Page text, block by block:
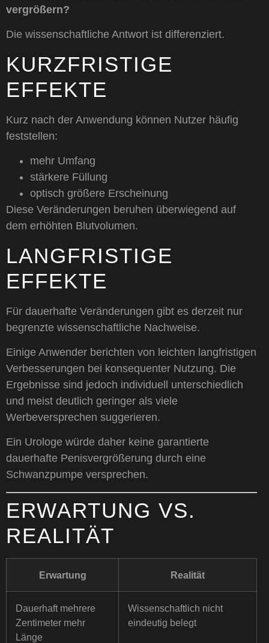
vergrößern?
Die wissenschaftliche Antwort ist differenziert.
KURZFRISTIGE
EFFEKTE
Kurz nach der Anwendung können Nutzer häufig
feststellen:
mehr Umfang
stärkere Füllung
optisch größere Erscheinung
Diese Veränderungen beruhen überwiegend auf
dem erhöhten Blutvolumen.
LANGFRISTIGE
EFFEKTE
Für dauerhafte Veränderungen gibt es derzeit nur
begrenzte wissenschaftliche Nachweise.
Einige Anwender berichten von leichten langfristigen
Verbesserungen bei konsequenter Nutzung. Die
Ergebnisse sind jedoch individuell unterschiedlich
und meist deutlich geringer als viele
Werbeversprechen suggerieren.
Ein Urologe würde daher keine garantierte
dauerhafte Penisvergrößerung durch eine
Schwanzpumpe versprechen.
ERWARTUNG VS.
REALITÄT
Erwartung Realität
Dauerhaft mehrere
Zentimeter mehr
Länge
Wissenschaftlich nicht
eindeutig belegt